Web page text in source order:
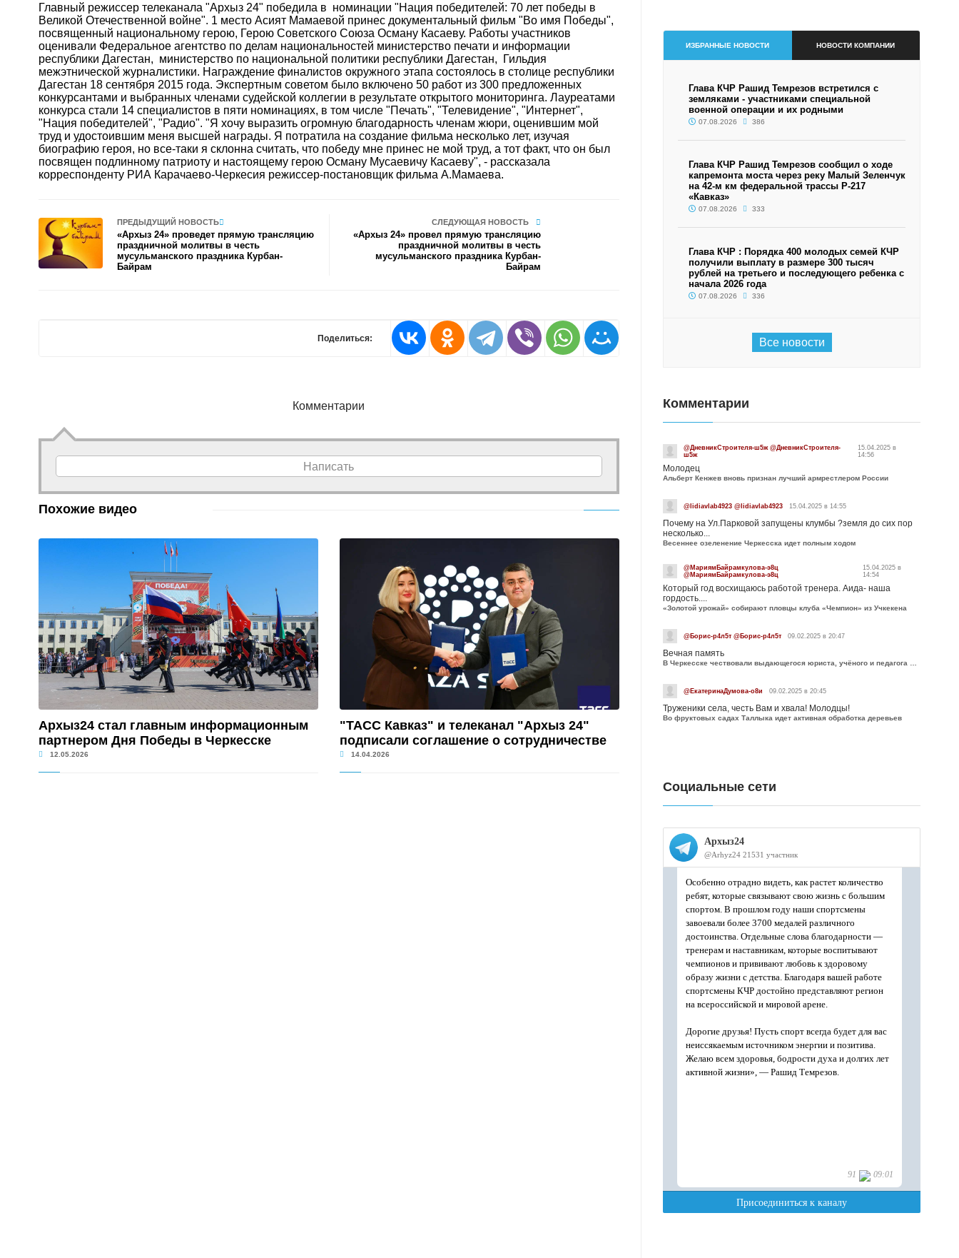
Главный режиссер телеканала "Архыз 24" победила в номинации "Нация победителей: 70 лет победы в
Великой Отечественной войне". 1 место Асият Мамаевой принес документальный фильм "Во имя Победы",
посвященный национальному герою, Герою Советского Союза Осману Касаеву. Работы участников
оценивали Федеральное агентство по делам национальностей министерство печати и информации
республики Дагестан, министерство по национальной политики республики Дагестан, Гильдия
межэтнической журналистики. Награждение финалистов окружного этапа состоялось в столице республики
Дагестан 18 сентября 2015 года. Экспертным советом было включено 50 работ из 300 предложенных
конкурсантами и выбранных членами судейской коллегии в результате открытого мониторинга. Лауреатами
конкурса стали 14 специалистов в пяти номинациях, в том числе "Печать", "Телевидение", "Интернет",
"Нация победителей", "Радио". "Я хочу выразить огромную благодарность членам жюри, оценившим мой
труд и удостоившим меня высшей награды. Я потратила на создание фильма несколько лет, изучая
биографию героя, но все-таки я склонна считать, что победу мне принес не мой труд, а тот факт, что он был
посвящен подлинному патриоту и настоящему герою Осману Мусаевичу Касаеву", - рассказала
корреспонденту РИА Карачаево-Черкесия режиссер-постановщик фильма А.Мамаева.
ПРЕДЫДУЩИЙ НОВОСТЬ
«Архыз 24» проведет прямую трансляцию
праздничной молитвы в честь
мусульманского праздника Курбан-
Байрам
СЛЕДУЮЩАЯ НОВОСТЬ
«Архыз 24» провел прямую трансляцию
праздничной молитвы в честь
мусульманского праздника Курбан-
Байрам
Поделиться:
Комментарии
Написать
Похожие видео
Архыз24 стал главным информационным
партнером Дня Победы в Черкесске
12.05.2026
"ТАСС Кавказ" и телеканал "Архыз 24"
подписали соглашение о сотрудничестве
14.04.2026
ИЗБРАННЫЕ НОВОСТИ НОВОСТИ КОМПАНИИ
Глава КЧР Рашид Темрезов встретился с
земляками - участниками специальной
военной операции и их родными
07.08.2026 386
Глава КЧР Рашид Темрезов сообщил о ходе
капремонта моста через реку Малый Зеленчук
на 42-м км федеральной трассы Р-217
«Кавказ»
07.08.2026 333
Глава КЧР : Порядка 400 молодых семей КЧР
получили выплату в размере 300 тысяч
рублей на третьего и последующего ребенка с
начала 2026 года
07.08.2026 336
Все новости
Комментарии
@ДневникСтроителя-ш5ж @ДневникСтроителя-
ш5ж
15.04.2025 в
14:56
Молодец
Альберт Кенжев вновь признан лучший армрестлером России
@lidiavlab4923 @lidiavlab4923 15.04.2025 в 14:55
Почему на Ул.Парковой запущены клумбы ?земля до сих пор
несколько...
Весеннее озеленение Черкесска идет полным ходом
@МариямБайрамкулова-э8ц
@МариямБайрамкулова-э8ц
15.04.2025 в
14:54
Который год восхищаюсь работой тренера. Аида- наша
гордость....
«Золотой урожай» собирают пловцы клуба «Чемпион» из Учкекена
@Борис-р4л5т @Борис-р4л5т 09.02.2025 в 20:47
Вечная память
@ЕкатеринаДумова-о8и 09.02.2025 в 20:45
Труженики села, честь Вам и хвала! Молодцы!
Во фруктовых садах Таллыка идет активная обработка деревьев
Социальные сети